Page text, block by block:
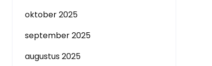
oktober 2025
september 2025
augustus 2025